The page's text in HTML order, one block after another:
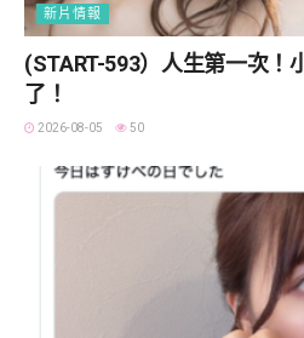
新片情報
(START-593）人生第一次！
了！
2026-08-05 50